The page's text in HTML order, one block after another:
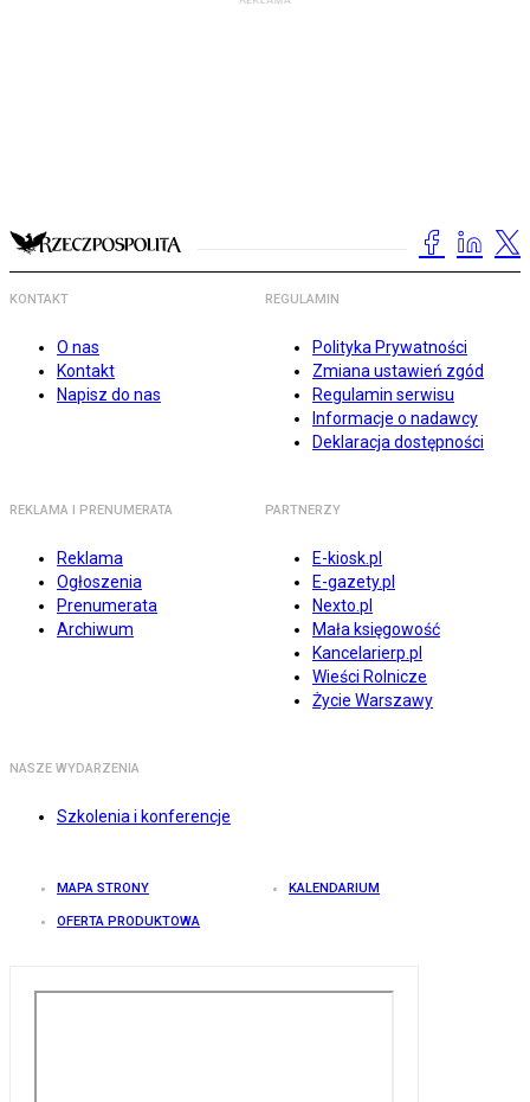
KONTAKT
O nas
Kontakt
Napisz do nas
REGULAMIN
Polityka Prywatności
Zmiana ustawień zgód
Regulamin serwisu
Informacje o nadawcy
Deklaracja dostępności
REKLAMA I PRENUMERATA
Reklama
Ogłoszenia
Prenumerata
Archiwum
PARTNERZY
E-kiosk.pl
E-gazety.pl
Nexto.pl
Mała księgowość
Kancelarierp.pl
Wieści Rolnicze
Życie Warszawy
NASZE WYDARZENIA
Szkolenia i konferencje
MAPA STRONY KALENDARIUM
OFERTA PRODUKTOWA